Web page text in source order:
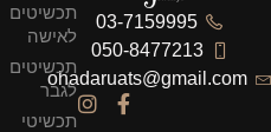
03-7159995
050-8477213
ohadaruats@gmail.com
תכשיטים
לאישה
תכשיטים
לגבר
תכשיטי